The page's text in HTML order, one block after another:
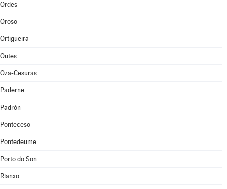
Ordes
Oroso
Ortigueira
Outes
Oza-Cesuras
Paderne
Padrón
Ponteceso
Pontedeume
Porto do Son
Rianxo